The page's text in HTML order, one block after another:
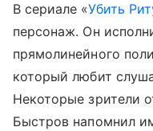
В сериале «Убить
персонаж. Он
прямолинейного
который любит
Некоторые зрители
Быстров напомнил